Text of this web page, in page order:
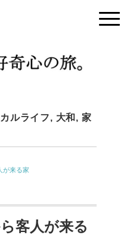
ルライフ, 大和 , 家
が来る家
客人が来る